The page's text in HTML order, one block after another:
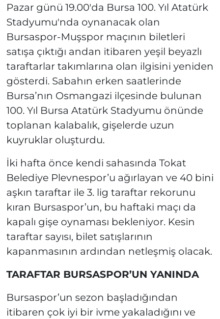
Pazar günü 19.00'da Bursa 100. Yıl Atatürk
Stadyumu'nda oynanacak olan
Bursaspor-Muşspor maçının biletleri
satışa çıktığı andan itibaren yeşil beyazlı
taraftarlar takımlarına olan ilgisini yeniden
gösterdi. Sabahın erken saatlerinde
Bursa’nın Osmangazi ilçesinde bulunan
100. Yıl Bursa Atatürk Stadyumu önünde
toplanan kalabalık, gişelerde uzun
kuyruklar oluşturdu.
İki hafta önce kendi sahasında Tokat
Belediye Plevnespor’u ağırlayan ve 40 bini
aşkın taraftar ile 3. lig taraftar rekorunu
kıran Bursaspor’un, bu haftaki maçı da
kapalı gişe oynaması bekleniyor. Kesin
taraftar sayısı, bilet satışlarının
kapanmasının ardından netleşmiş olacak.
TARAFTAR BURSASPOR’UN YANINDA
Bursaspor’un sezon başladığından
itibaren çok iyi bir ivme yakaladığını ve